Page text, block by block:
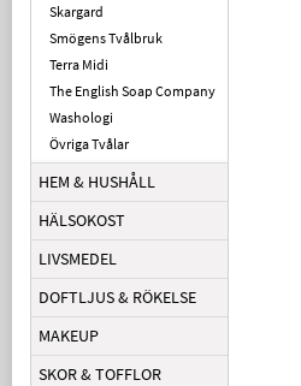
Skargard
Smögens Tvålbruk
Terra Midi
The English Soap Company
Washologi
Övriga Tvålar
HEM & HUSHÅLL
HÄLSOKOST
LIVSMEDEL
DOFTLJUS & RÖKELSE
MAKEUP
SKOR & TOFFLOR